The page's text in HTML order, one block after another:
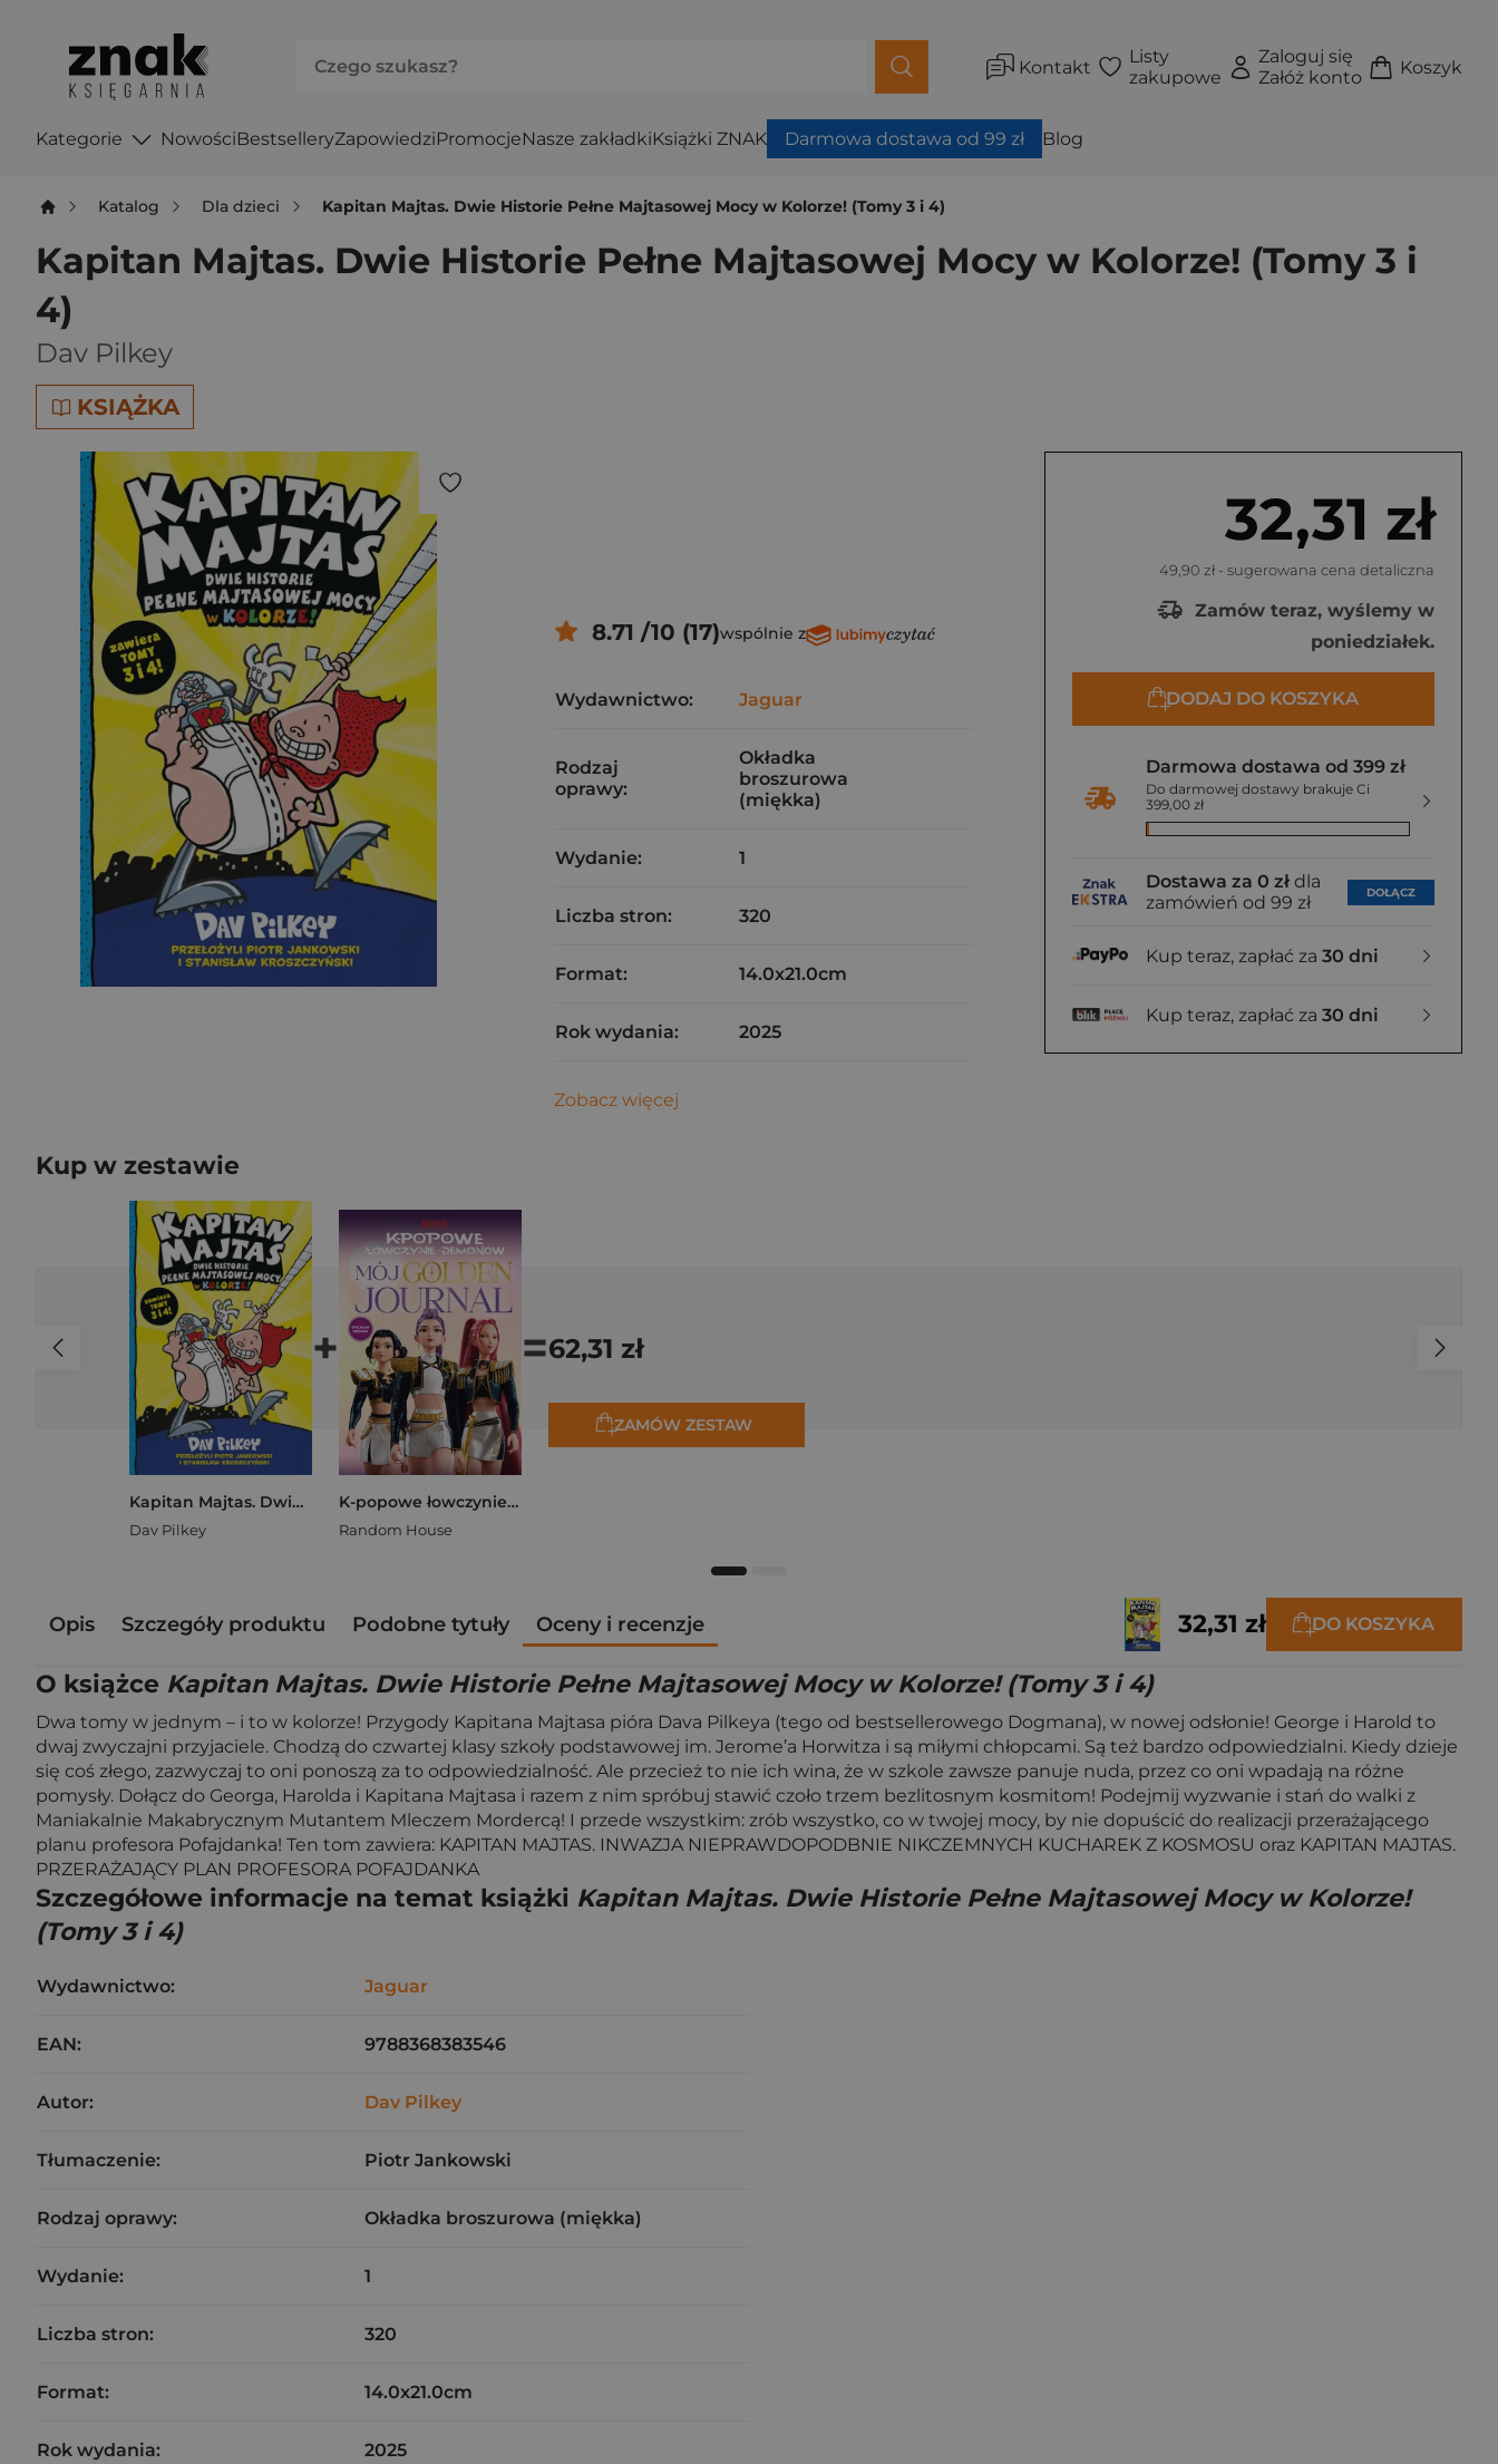
Kontakt
Listy
zakupowe
Zaloguj się
Załóż konto
Koszyk
Kategorie NowościBestselleryZapowiedziPromocjeNasze zakładkiKsiążki ZNAK Darmowa dostawa od 99 zł Blog
Katalog Dla dzieci Kapitan Majtas. Dwie Historie Pełne Majtasowej Mocy w Kolorze! (Tomy 3 i 4)
Kapitan Majtas. Dwie Historie Pełne Majtasowej Mocy w Kolorze! (Tomy 3 i
4)
Dav Pilkey
KSIĄŻKA
32,31 zł
49,90 zł - sugerowana cena detaliczna
Zamów teraz, wyślemy w
poniedziałek.
DODAJ DO KOSZYKA
Darmowa dostawa od 399 zł
Do darmowej dostawy brakuje Ci
399,00 zł
Dostawa za 0 zł dla
zamówień od 99 zł
DOŁĄCZ
Kup teraz, zapłać za 30 dni
Kup teraz, zapłać za 30 dni
8.71 /10 (17)wspólnie z
Wydawnictwo: Jaguar
Rodzaj
oprawy:
Okładka
broszurowa
(miękka)
Wydanie: 1
Liczba stron: 320
Format: 14.0x21.0cm
Rok wydania: 2025
Zobacz więcej
Kup w zestawie
Kapitan Majtas. Dwie Historie Pełne Majtasowej Mocy w Kolorze! (Tomy 3 i 4)
Dav Pilkey
+
K-popowe łowczynie demonów. Mój golden journal. Oficjalny dziennik
Random House
=62,31 zł
ZAMÓW ZESTAW
Opis Szczegóły produktu Podobne tytuły Oceny i recenzje 32,31 zł DO KOSZYKA
O książce Kapitan Majtas. Dwie Historie Pełne Majtasowej Mocy w Kolorze! (Tomy 3 i 4)
Dwa tomy w jednym – i to w kolorze! Przygody Kapitana Majtasa pióra Dava Pilkeya (tego od bestsellerowego Dogmana), w nowej odsłonie! George i Harold to
dwaj zwyczajni przyjaciele. Chodzą do czwartej klasy szkoły podstawowej im. Jerome’a Horwitza i są miłymi chłopcami. Są też bardzo odpowiedzialni. Kiedy dzieje
się coś złego, zazwyczaj to oni ponoszą za to odpowiedzialność. Ale przecież to nie ich wina, że w szkole zawsze panuje nuda, przez co oni wpadają na różne
pomysły. Dołącz do Georga, Harolda i Kapitana Majtasa i razem z nim spróbuj stawić czoło trzem bezlitosnym kosmitom! Podejmij wyzwanie i stań do walki z
Maniakalnie Makabrycznym Mutantem Mleczem Mordercą! I przede wszystkim: zrób wszystko, co w twojej mocy, by nie dopuścić do realizacji przerażającego
planu profesora Pofajdanka! Ten tom zawiera: KAPITAN MAJTAS. INWAZJA NIEPRAWDOPODBNIE NIKCZEMNYCH KUCHAREK Z KOSMOSU oraz KAPITAN MAJTAS.
PRZERAŻAJĄCY PLAN PROFESORA POFAJDANKA
Szczegółowe informacje na temat książki Kapitan Majtas. Dwie Historie Pełne Majtasowej Mocy w Kolorze!
(Tomy 3 i 4)
Wydawnictwo: Jaguar
EAN: 9788368383546
Autor: Dav Pilkey
Tłumaczenie: Piotr Jankowski
Rodzaj oprawy: Okładka broszurowa (miękka)
Wydanie: 1
Liczba stron: 320
Format: 14.0x21.0cm
Rok wydania: 2025